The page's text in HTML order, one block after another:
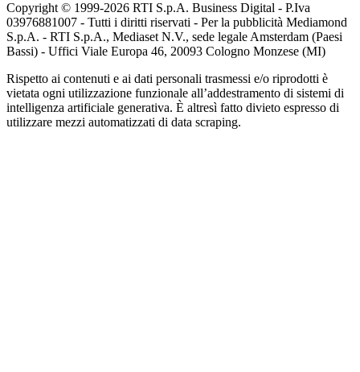
Copyright © 1999-2026 RTI S.p.A. Business Digital - P.Iva
03976881007 - Tutti i diritti riservati - Per la pubblicità Mediamond
S.p.A. - RTI S.p.A., Mediaset N.V., sede legale Amsterdam (Paesi
Bassi) - Uffici Viale Europa 46, 20093 Cologno Monzese (MI)
Rispetto ai contenuti e ai dati personali trasmessi e/o riprodotti è
vietata ogni utilizzazione funzionale all’addestramento di sistemi di
intelligenza artificiale generativa. È altresì fatto divieto espresso di
utilizzare mezzi automatizzati di data scraping.